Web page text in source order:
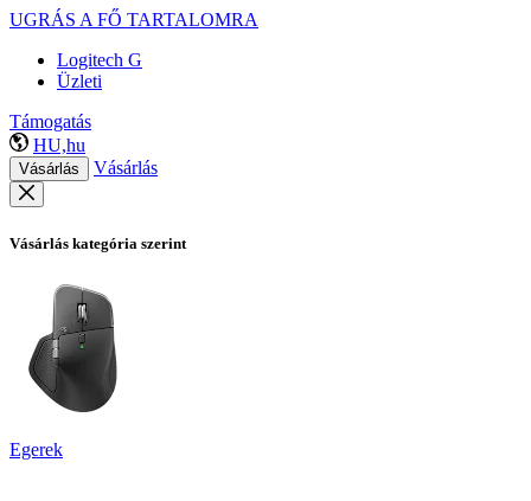
UGRÁS A FŐ TARTALOMRA
Logitech G
Üzleti
Támogatás
HU,hu
Vásárlás Vásárlás
Vásárlás kategória szerint
Egerek